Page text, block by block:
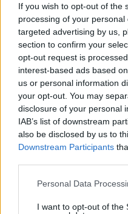
If you wish to opt-out of the
processing of your
targeted advertising by us,
section to confirm your
opt-out request is
interest-based ads based
us or personal information
your opt-out. You may
disclosure of your personal
IAB’s list of downstream
also be disclosed by us to
Downstream Participants
Please note that this
not limited to your visit or
Personal Data
I want to opt-out of the
ΤΑ ΠΙΟ